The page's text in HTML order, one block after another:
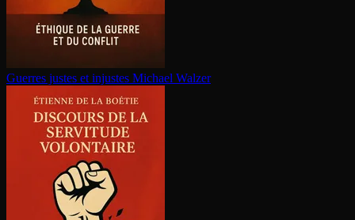
Guerres justes et injustes Michael Walzer